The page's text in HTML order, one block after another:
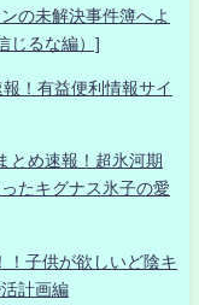
の未解決事件簿へよ
じるな編）]
！有益便利情報サイ
とめ速報！超氷河期
たキグナス氷子の愛
！子供が欲しいど陰キ
計画編